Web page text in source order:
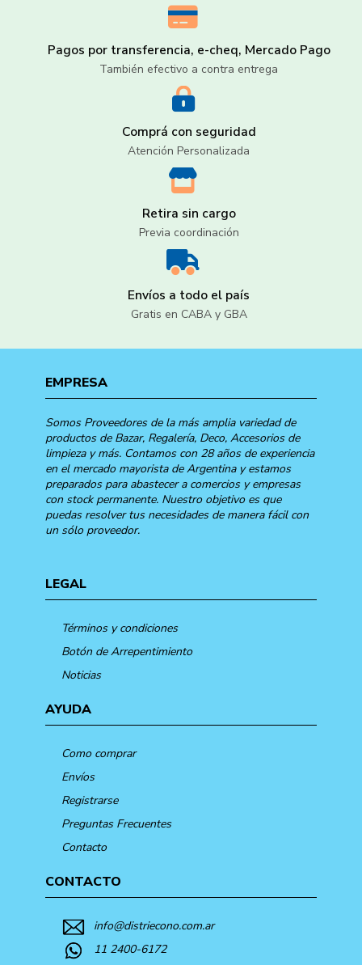
Pagos por transferencia, e-cheq, Mercado Pago
También efectivo a contra entrega
Comprá con seguridad
Atención Personalizada
Retira sin cargo
Previa coordinación
Envíos a todo el país
Gratis en CABA y GBA
EMPRESA
Somos Proveedores de la más amplia variedad de
productos de Bazar, Regalería, Deco, Accesorios de
limpieza y más. Contamos con 28 años de experiencia
en el mercado mayorista de Argentina y estamos
preparados para abastecer a comercios y empresas
con stock permanente. Nuestro objetivo es que
puedas resolver tus necesidades de manera fácil con
un sólo proveedor.
LEGAL
Términos y condiciones
Botón de Arrepentimiento
Noticias
AYUDA
Como comprar
Envíos
Registrarse
Preguntas Frecuentes
Contacto
CONTACTO
info@distriecono.com.ar
11 2400-6172